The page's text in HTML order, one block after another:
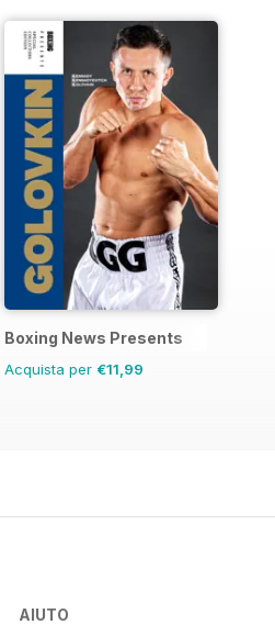
Boxing News Presents
Acquista per €11,99
AIUTO